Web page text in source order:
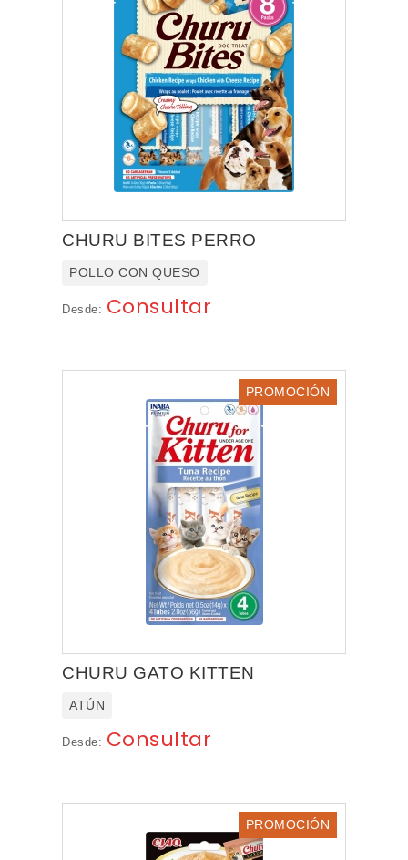
CHURU BITES PERRO
POLLO CON QUESO
Desde: Consultar
PROMOCIÓN
CHURU GATO KITTEN
ATÚN
Desde: Consultar
PROMOCIÓN